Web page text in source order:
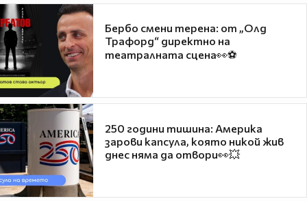
Бербо смени терена: от „Олд
Трафорд“ директно на
театралната сцена👀⚽
250 години тишина: Америка
зарови капсула, която никой жив
днес няма да отвори👀💥